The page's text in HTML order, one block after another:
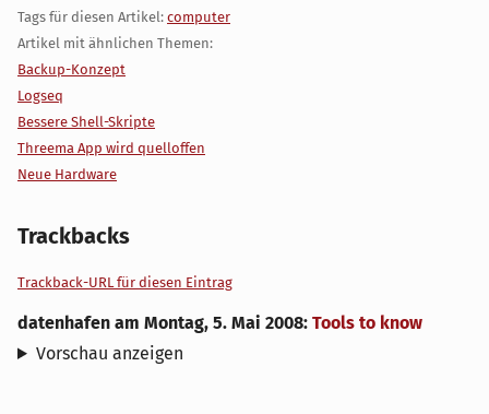
Tags für diesen Artikel: computer
Artikel mit ähnlichen Themen:
Backup-Konzept
Logseq
Bessere Shell-Skripte
Threema App wird quelloffen
Neue Hardware
Trackbacks
Trackback-URL für diesen Eintrag
datenhafen am Montag, 5. Mai 2008: Tools to know
Vorschau anzeigen